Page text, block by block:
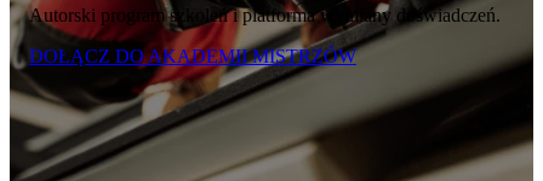
Autorski program szkoleń i platforma wymiany doświadczeń.
DOŁĄCZ DO AKADEMII MISTRZÓW